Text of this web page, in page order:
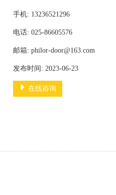
手机: 13236521296
电话: 025-86605576
邮箱: philor-door@163.com
发布时间: 2023-06-23
在线咨询